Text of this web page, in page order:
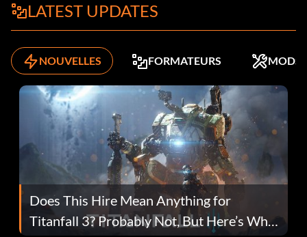
LATEST UPDATES
NOUVELLES FORMATEURS MODS
Does This Hire Mean Anything for
Titanfall 3? Probably Not, But Here’s Why